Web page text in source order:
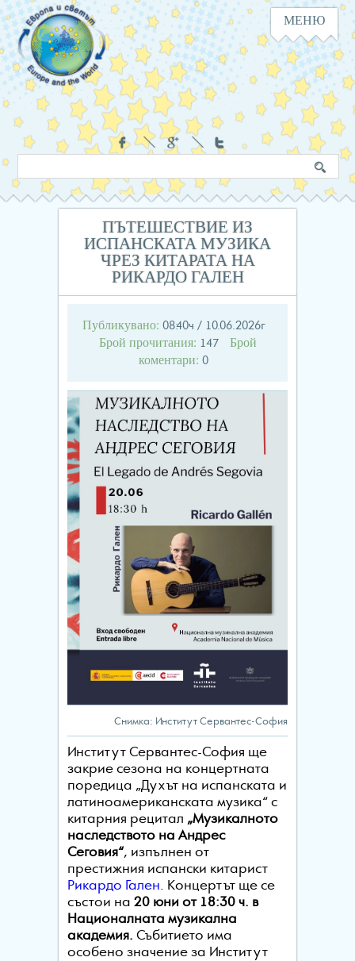
Навигация
МЕНЮ
Социални
в
сайта
дума
ПЪТЕШЕСТВИЕ ИЗ
ИСПАНСКАТА МУЗИКА
ЧРЕЗ КИТАРАТА НА
РИКАРДО ГАЛЕН
Публикувано: 08:40ч / 10.06.2026г
Брой прочитания: 147
Брой
коментари: 0
Снимка: Институт Сервантес-София
Институт Сервантес-София ще
закрие сезона на концертната
поредица „Духът на испанската и
латиноамериканската музика“ с
китарния рецитал „Музикалното
наследството на Андрес
Сеговия“, изпълнен от
престижния испански китарист
Рикардо Гален. Концертът ще се
състои на 20 юни от 18:30 ч. в
Националната музикална
академия. Събитието има
особено значение за Институт